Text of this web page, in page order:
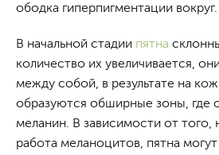
ободка гиперпигментации вокруг.
В начальной стадии пятна
количество их увеличивается,
между собой, в результате на
образуются обширные зоны, где
меланин. В зависимости от того,
работа меланоцитов, пятна